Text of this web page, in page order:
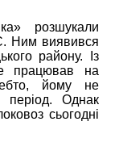
розшукали
Ним виявився
району. Із
працював на
йому не
період. Однак
сьогодні